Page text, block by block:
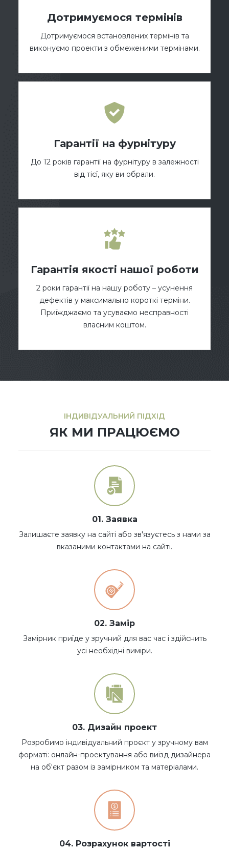
Дотримуємося термінів
Дотримуємося встановлених термінів та
виконуємо проекти з обмеженими термінами.
Гарантії на фурнітуру
До 12 років гарантії на фурнітуру в залежності
від тієї, яку ви обрали.
Гарантія якості нашої роботи
2 роки гарантії на нашу роботу – усунення
дефектів у максимально короткі терміни.
Приїжджаємо та усуваємо несправності
власним коштом.
ІНДИВІДУАЛЬНИЙ ПІДХІД
ЯК МИ ПРАЦЮЄМО
01. Заявка
Залишаєте заявку на сайті або зв'язуєтесь з нами за
вказаними контактами на сайті.
02. Замір
Замірник приїде у зручний для вас час і здійснить
усі необхідні виміри.
03. Дизайн проект
Розробимо індивідуальний проєкт у зручному вам
форматі: онлайн-проектування або виїзд дизайнера
на об'єкт разом із замірником та матеріалами.
04. Розрахунок вартості